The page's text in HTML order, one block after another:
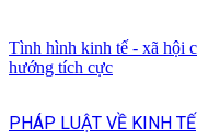
Tình hình kinh tế - xã hội
hướng tích cực
PHÁP LUẬT VỀ KINH TẾ